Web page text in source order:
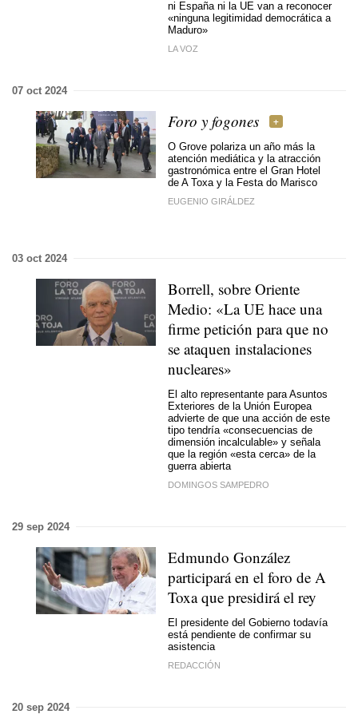
ni España ni la UE van a reconocer
«ninguna legitimidad democrática a
Maduro»
LA VOZ
07 oct 2024
Foro y fogones
O Grove polariza un año más la
atención mediática y la atracción
gastronómica entre el Gran Hotel
de A Toxa y la Festa do Marisco
EUGENIO GIRÁLDEZ
03 oct 2024
Borrell, sobre Oriente
Medio: «La UE hace una
firme petición para que no
se ataquen instalaciones
nucleares»
El alto representante para Asuntos
Exteriores de la Unión Europea
advierte de que una acción de este
tipo tendría «consecuencias de
dimensión incalculable» y señala
que la región «esta cerca» de la
guerra abierta
DOMINGOS SAMPEDRO
29 sep 2024
Edmundo González
participará en el foro de A
Toxa que presidirá el rey
El presidente del Gobierno todavía
está pendiente de confirmar su
asistencia
REDACCIÓN
20 sep 2024